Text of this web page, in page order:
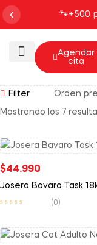
🐾+500
Agendar
cita
Filter
Mostrando los 7
$44.990
Josera Bavaro Task
(0)